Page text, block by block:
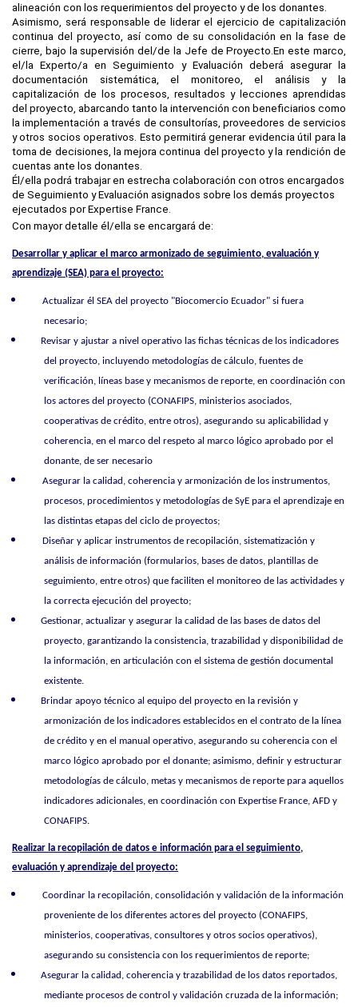
alineación con los requerimientos del proyecto y de los donantes.
Asimismo, será responsable de liderar el ejercicio de capitalización
continua del proyecto, así como de su consolidación en la fase de
cierre, bajo la supervisión del/de la Jefe de Proyecto.En este marco,
el/la Experto/a en Seguimiento y Evaluación deberá asegurar la
documentación sistemática, el monitoreo, el análisis y la
capitalización de los procesos, resultados y lecciones aprendidas
del proyecto, abarcando tanto la intervención con beneficiarios como
la implementación a través de consultorías, proveedores de servicios
y otros socios operativos. Esto permitirá generar evidencia útil para la
toma de decisiones, la mejora continua del proyecto y la rendición de
cuentas ante los donantes.
Él/ella podrá trabajar en estrecha colaboración con otros encargados
de Seguimiento y Evaluación asignados sobre los demás proyectos
ejecutados por Expertise France.
Con mayor detalle él/ella se encargará de:
Desarrollar y aplicar el marco armonizado de seguimiento, evaluación y
aprendizaje (SEA) para el proyecto:
Actualizar él SEA del proyecto "Biocomercio Ecuador" si fuera
necesario;
Revisar y ajustar a nivel operativo las fichas técnicas de los indicadores
del proyecto, incluyendo metodologías de cálculo, fuentes de
verificación, líneas base y mecanismos de reporte, en coordinación con
los actores del proyecto (CONAFIPS, ministerios asociados,
cooperativas de crédito, entre otros), asegurando su aplicabilidad y
coherencia, en el marco del respeto al marco lógico aprobado por el
donante, de ser necesario
Asegurar la calidad, coherencia y armonización de los instrumentos,
procesos, procedimientos y metodologías de SyE para el aprendizaje en
las distintas etapas del ciclo de proyectos;
Diseñar y aplicar instrumentos de recopilación, sistematización y
análisis de información (formularios, bases de datos, plantillas de
seguimiento, entre otros) que faciliten el monitoreo de las actividades y
la correcta ejecución del proyecto;
Gestionar, actualizar y asegurar la calidad de las bases de datos del
proyecto, garantizando la consistencia, trazabilidad y disponibilidad de
la información, en articulación con el sistema de gestión documental
existente.
Brindar apoyo técnico al equipo del proyecto en la revisión y
armonización de los indicadores establecidos en el contrato de la línea
de crédito y en el manual operativo, asegurando su coherencia con el
marco lógico aprobado por el donante; asimismo, definir y estructurar
metodologías de cálculo, metas y mecanismos de reporte para aquellos
indicadores adicionales, en coordinación con Expertise France, AFD y
CONAFIPS.
Realizar la recopilación de datos e información para el seguimiento,
evaluación y aprendizaje del proyecto:
Coordinar la recopilación, consolidación y validación de la información
proveniente de los diferentes actores del proyecto (CONAFIPS,
ministerios, cooperativas, consultores y otros socios operativos),
asegurando su consistencia con los requerimientos de reporte;
Asegurar la calidad, coherencia y trazabilidad de los datos reportados,
mediante procesos de control y validación cruzada de la información;